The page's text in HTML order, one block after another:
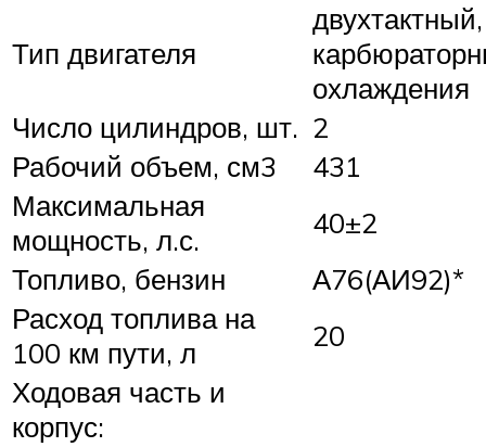
Тип двигателя
двухтактный,
охлаждения
Число цилиндров, шт. 2
Рабочий объем, см3
431
Максимальная
мощность, л.с.
40±2
Топливо, бензин
А76(АИ92)*
Расход топлива на
100 км пути, л
20
Ходовая часть и
корпус: